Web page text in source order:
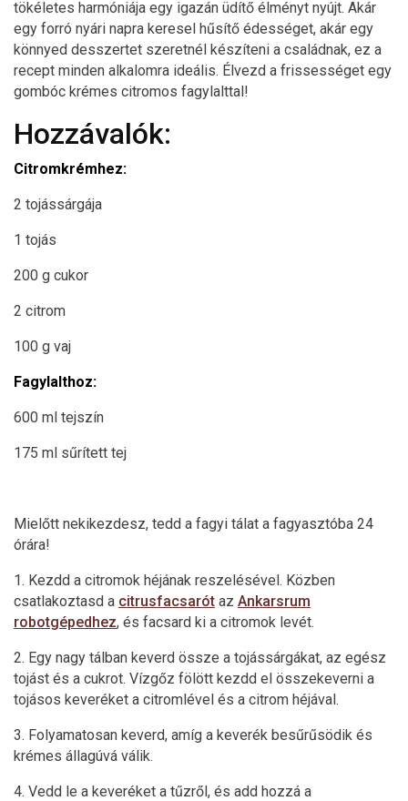
tökéletes harmóniája egy igazán üdítő élményt nyújt. Akár
egy forró nyári napra keresel hűsítő édességet, akár egy
könnyed desszertet szeretnél készíteni a családnak, ez a
recept minden alkalomra ideális. Élvezd a frissességet egy
gombóc krémes citromos fagylalttal!
Hozzávalók:
Citromkrémhez:
2 tojássárgája
1 tojás
200 g cukor
2 citrom
100 g vaj
Fagylalthoz:
600 ml tejszín
175 ml sűrített tej
Mielőtt nekikezdesz, tedd a fagyi tálat a fagyasztóba 24
órára!
1. Kezdd a citromok héjának reszelésével. Közben
csatlakoztasd a citrusfacsarót az Ankarsrum
robotgépedhez, és facsard ki a citromok levét.
2. Egy nagy tálban keverd össze a tojássárgákat, az egész
tojást és a cukrot. Vízgőz fölött kezdd el összekeverni a
tojásos keveréket a citromlével és a citrom héjával.
3. Folyamatosan keverd, amíg a keverék besűrűsödik és
krémes állagúvá válik.
4. Vedd le a keveréket a tűzről, és add hozzá a